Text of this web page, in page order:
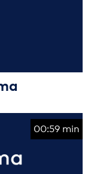
00:59 min